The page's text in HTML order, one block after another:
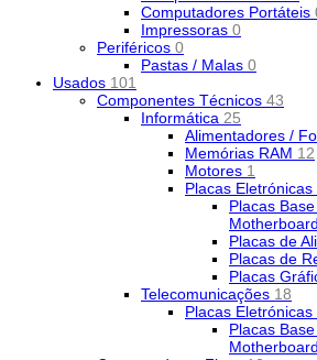
Computadores Portáteis
Impressoras 0
Periféricos 0
Pastas / Malas 0
Usados 101
Componentes Técnicos 43
Informática 25
Alimentadores /
Memórias RAM 12
Motores 1
Placas Eletrónicas
Placas
Placas de
Placas de
Placas
Telecomunicações 18
Placas Eletrónicas
Placas